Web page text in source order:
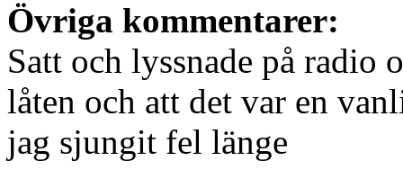
Övriga kommentarer:
Satt och lyssnade på radio
låten och att det var en
jag sjungit fel länge